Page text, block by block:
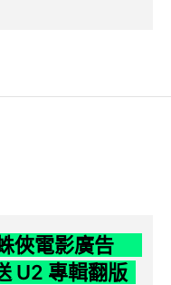
俠電影廣告
U2 專輯翻版